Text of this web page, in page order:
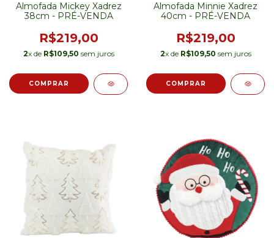
Almofada Mickey Xadrez
38cm - PRÉ-VENDA
R$219,00
2x de R$109,50 sem juros
Almofada Minnie Xadrez
40cm - PRÉ-VENDA
R$219,00
2x de R$109,50 sem juros